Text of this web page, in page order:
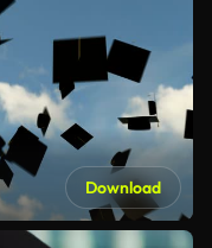
Download